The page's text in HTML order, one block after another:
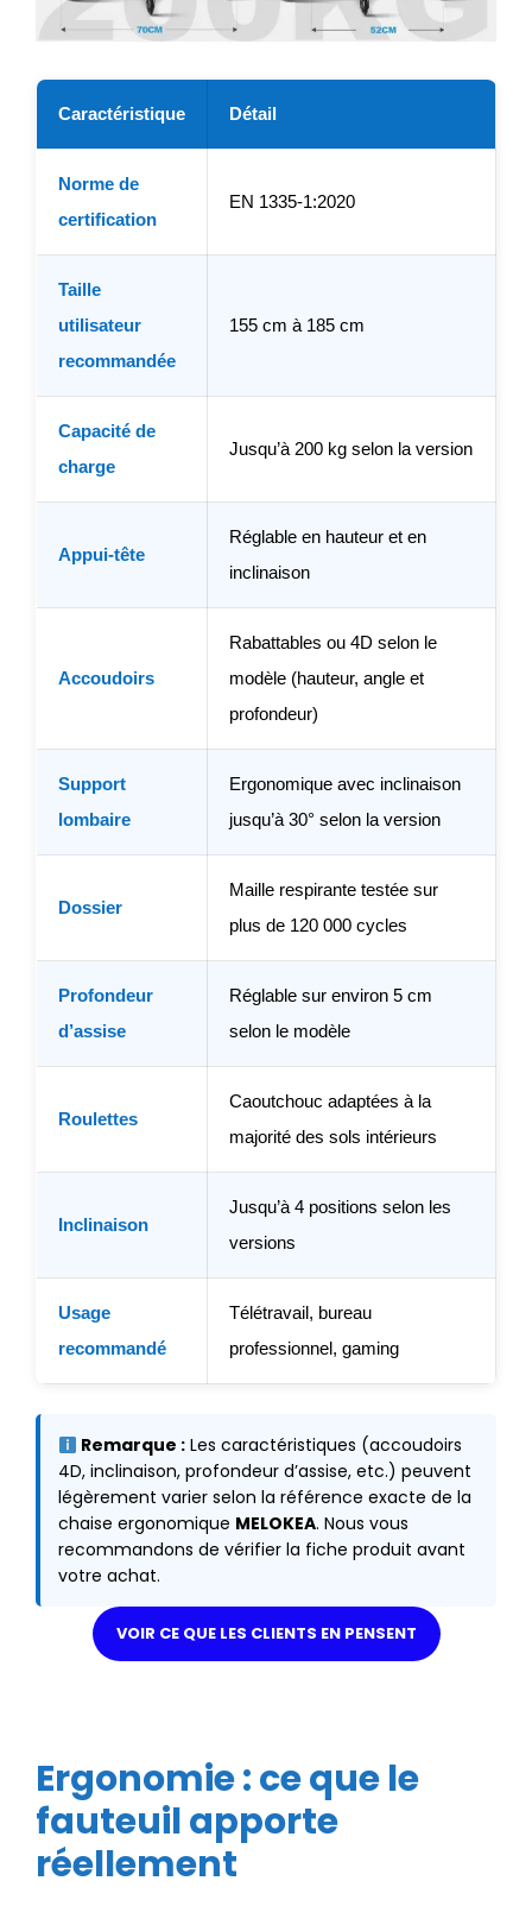
Caractéristique Détail
Norme de
certification
EN 1335-1:2020
Taille
utilisateur
recommandée
155 cm à 185 cm
Capacité de
charge
Jusqu’à 200 kg selon la version
Appui-tête
Réglable en hauteur et en
inclinaison
Accoudoirs
Rabattables ou 4D selon le
modèle (hauteur, angle et
profondeur)
Support
lombaire
Ergonomique avec inclinaison
jusqu’à 30° selon la version
Dossier
Maille respirante testée sur
plus de 120 000 cycles
Profondeur
d’assise
Réglable sur environ 5 cm
selon le modèle
Roulettes
Caoutchouc adaptées à la
majorité des sols intérieurs
Inclinaison
Jusqu’à 4 positions selon les
versions
Usage
recommandé
Télétravail, bureau
professionnel, gaming
Remarque :Les caractéristiques (accoudoirs
4D, inclinaison, profondeur d’assise, etc.) peuvent
légèrement varier selon la référence exacte de la
chaise ergonomique MELOKEA. Nous vous
recommandons de vérifier la fiche produit avant
votre achat.
VOIR CE QUE LES CLIENTS EN PENSENT
Ergonomie : ce que le
fauteuil apporte
réellement